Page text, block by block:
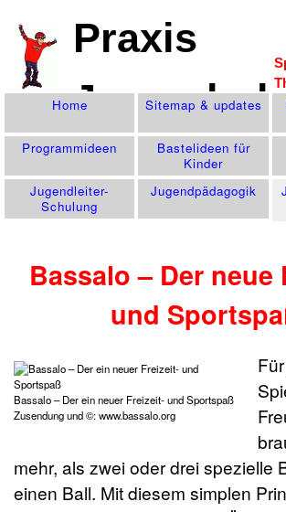
Praxis
Home Sitemap & updates
Programm­ideen
Bastelideen für
Kinder
Jugendleiter-
Schulung
Jugend­pädagogik
Bassalo – Der neue
und
Bassalo – Der ein neuer Freizeit- und Sportspaß
Zusendung und ©: www.bassalo.org
mehr, als zwei oder drei spezielle
einen Ball. Mit diesem simplen